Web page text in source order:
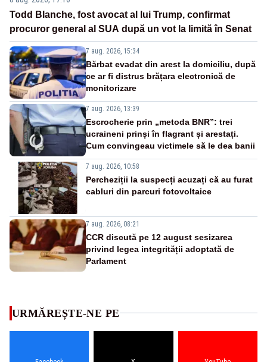
Todd Blanche, fost avocat al lui Trump, confirmat
procuror general al SUA după un vot la limită în Senat
7 aug. 2026, 15:34
Bărbat evadat din arest la domiciliu, după
ce ar fi distrus brățara electronică de
monitorizare
7 aug. 2026, 13:39
Escrocherie prin „metoda BNR”: trei
ucraineni prinși în flagrant și arestați.
Cum convingeau victimele să le dea banii
7 aug. 2026, 10:58
Percheziții la suspecți acuzați că au furat
cabluri din parcuri fotovoltaice
7 aug. 2026, 08:21
CCR discută pe 12 august sesizarea
privind legea integrității adoptată de
Parlament
URMĂREȘTE-NE PE